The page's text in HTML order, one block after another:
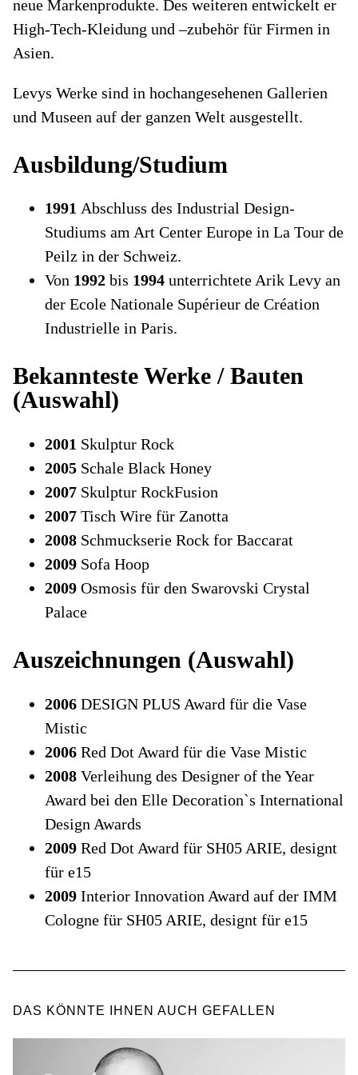
neue Markenprodukte. Des weiteren entwickelt er
High-Tech-Kleidung und –zubehör für Firmen in
Asien.
Levys Werke sind in hochangesehenen Gallerien
und Museen auf der ganzen Welt ausgestellt.
Ausbildung/Studium
1991 Abschluss des Industrial Design-
Studiums am Art Center Europe in La Tour de
Peilz in der Schweiz.
Von 1992 bis 1994 unterrichtete Arik Levy an
der Ecole Nationale Supérieur de Création
Industrielle in Paris.
Bekannteste Werke / Bauten
(Auswahl)
2001 Skulptur Rock
2005 Schale Black Honey
2007 Skulptur RockFusion
2007 Tisch Wire für Zanotta
2008 Schmuckserie Rock for Baccarat
2009 Sofa Hoop
2009 Osmosis für den Swarovski Crystal
Palace
Auszeichnungen (Auswahl)
2006 DESIGN PLUS Award für die Vase
Mistic
2006 Red Dot Award für die Vase Mistic
2008 Verleihung des Designer of the Year
Award bei den Elle Decoration`s International
Design Awards
2009 Red Dot Award für SH05 ARIE, designt
für e15
2009 Interior Innovation Award auf der IMM
Cologne für SH05 ARIE, designt für e15
DAS KÖNNTE IHNEN AUCH GEFALLEN